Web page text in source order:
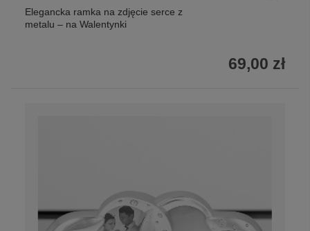
Elegancka ramka na zdjęcie serce z
metalu – na Walentynki
69,00 zł